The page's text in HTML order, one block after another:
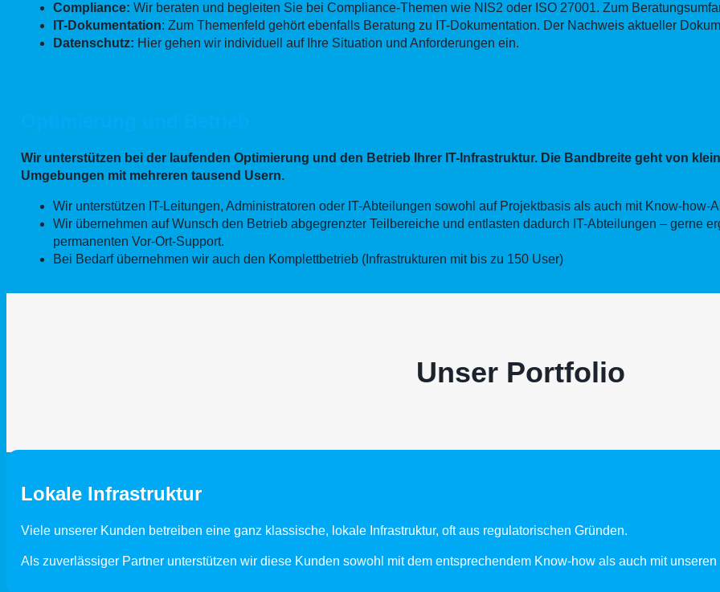
Compliance: Wir beraten und begleiten Sie bei Compliance-Themen wie NIS2 oder ISO 27001. Zum
IT-Dokumentation: Zum Themenfeld gehört ebenfalls Beratung zu IT-Dokumentation. Der Nachweis aktueller
Datenschutz: Hier gehen wir individuell auf Ihre Situation und Anforderungen ein.
Wir unterstützen bei der laufenden Optimierung und den Betrieb Ihrer IT-Infrastruktur. Die Bandbreite geht von
Umgebungen mit mehreren tausend Usern.
Wir unterstützen IT-Leitungen, Administratoren oder IT-Abteilungen sowohl auf Projektbasis als auch mit Know-how-
Wir übernehmen auf Wunsch den Betrieb abgegrenzter Teilbereiche und entlasten dadurch IT-Abteilungen – gerne
permanenten Vor-Ort-Support.
Bei Bedarf übernehmen wir auch den Komplettbetrieb (Infrastrukturen mit bis zu 150 User)
Unser Portfolio
Lokale Infrastruktur
Viele unserer Kunden betreiben eine ganz klassische, lokale Infrastruktur, oft aus regulatorischen Gründen.
Als zuverlässiger Partner unterstützen wir diese Kunden sowohl mit dem entsprechendem Know-how als auch mit